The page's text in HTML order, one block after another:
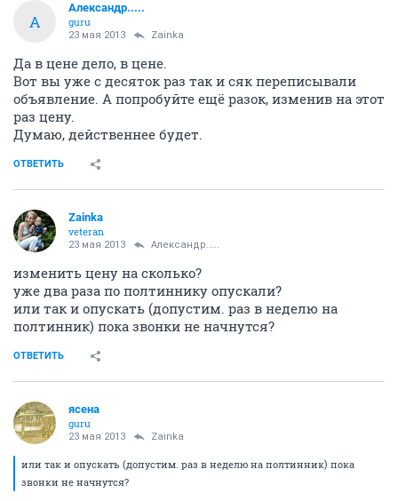
А
Александр.....
guru
23 мая 2013 Zainka
Да в цене дело, в цене.
Вот вы уже с десяток раз так и сяк переписывали
объявление. А попробуйте ещё разок, изменив на этот
раз цену.
Думаю, действеннее будет.
ОТВЕТИТЬ
Zainka
veteran
23 мая 2013 Александр.....
изменить цену на сколько?
уже два раза по полтиннику опускали?
или так и опускать (допустим. раз в неделю на
полтинник) пока звонки не начнутся?
ОТВЕТИТЬ
ясена
guru
23 мая 2013 Zainka
или так и опускать (допустим. раз в неделю на полтинник) пока
звонки не начнутся?